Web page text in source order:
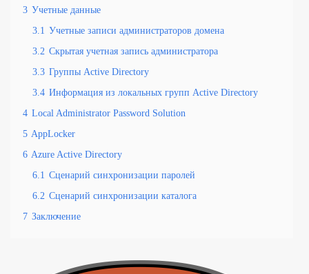
3 Учетные данные
3.1 Учетные записи администраторов домена
3.2 Скрытая учетная запись администратора
3.3 Группы Active Directory
3.4 Информация из локальных групп Active Directory
4 Local Administrator Password Solution
5 AppLocker
6 Azure Active Directory
6.1 Сценарий синхронизации паролей
6.2 Сценарий синхронизации каталога
7 Заключение